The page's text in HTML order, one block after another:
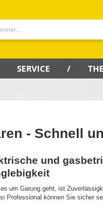
SERVICE
- Schnell
und
um Garung geht, ist
Professional können Sie sicher